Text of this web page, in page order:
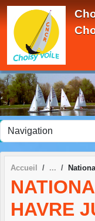
Accueil
HAVRE
Panneau de gestion